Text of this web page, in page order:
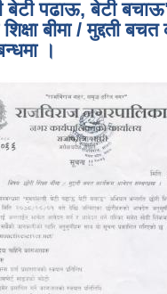
बेटी पढाऊ, बेटी
बीमा / मुद्दती
।